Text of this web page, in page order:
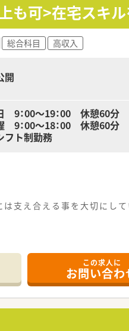
も可>在宅スキ
総合科目 高収入
開
9：00～19：00 休憩60分
9：00～18：00 休憩60分
ト制勤務
支え合える事を大切にして
、女性に優しい職場です。
業です。
大切にする会社です。離職
ら「信頼」をしていただ
この求人に
お問い合わ